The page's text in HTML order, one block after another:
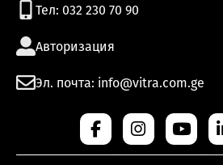
Тел: 032 230 70 90
Авторизация
Эл. почта: info@vitra.com.ge